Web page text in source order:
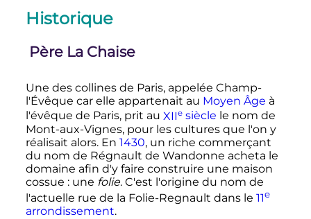
Historique
Père La Chaise
Une des collines de Paris, appelée Champ-
l'Évêque car elle appartenait au Moyen Âge à
l'évêque de Paris, prit au XIIesiècle le nom de
Mont-aux-Vignes, pour les cultures que l'on y
réalisait alors. En 1430, un riche commerçant
du nom de Régnault de Wandonne acheta le
domaine afin d'y faire construire une maison
cossue : une folie. C'est l'origine du nom de
l'actuelle rue de la Folie-Regnault dans le 11e
arrondissement.